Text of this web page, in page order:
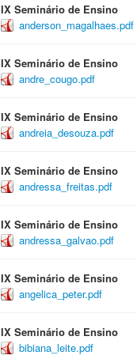
IX Seminário de Ensino
anderson_magalhaes.pdf
IX Seminário de Ensino
andre_cougo.pdf
IX Seminário de Ensino
andreia_desouza.pdf
IX Seminário de Ensino
andressa_freitas.pdf
IX Seminário de Ensino
andressa_galvao.pdf
IX Seminário de Ensino
angelica_peter.pdf
IX Seminário de Ensino
bibiana_leite.pdf